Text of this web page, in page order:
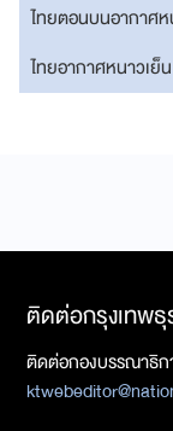
ไทยตอนบนอากาศห
ไทยอากาศหนาวเย็น
ติดต่อกรุงเทพ
ติดต่อกองบรรณาธิก